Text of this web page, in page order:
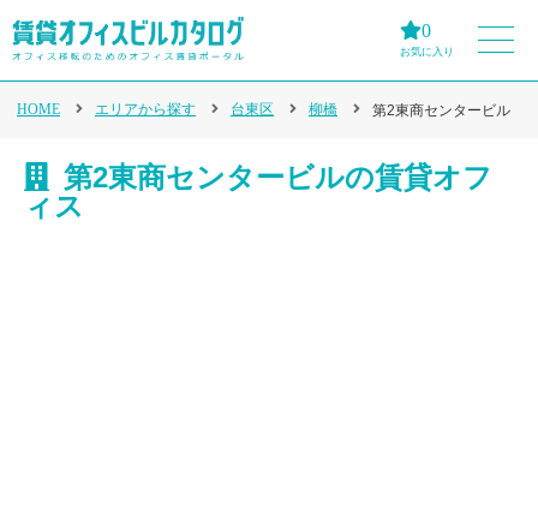
0
お気に入り
HOME エリアから探す 台東区 柳橋 第2東商センタービル
第2東商センタービルの賃貸オフ
ィス